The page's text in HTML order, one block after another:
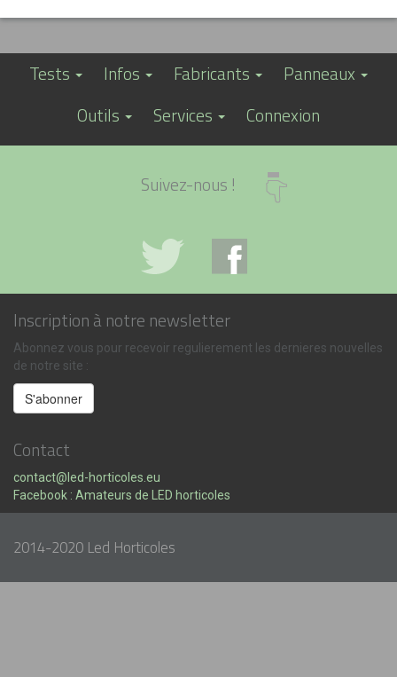
Tests Infos Fabricants
Panneaux
Outils
Services Connexion
Suivez-nous !
Inscription à notre newsletter
Abonnez vous pour recevoir regulierement les dernieres nouvelles
de notre site :
Contact
contact@led-horticoles.eu
Facebook : Amateurs de LED horticoles
2014-2020 Led Horticoles